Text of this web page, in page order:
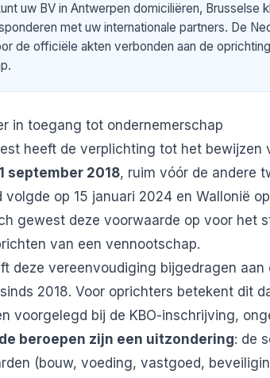
uw BV in Antwerpen domiciliëren, Brusselse
met uw internationale partners. De
de officiële akten verbonden aan de
in toegang tot ondernemerschap
heeft de verplichting tot het bewijzen
1 september 2018, ruim vóór de andere
volgde op 15 januari 2024 en Wallonië
gewest deze voorwaarde op voor het
van een vennootschap.
deze vereenvoudiging bijgedragen
2018. Voor oprichters betekent dit
voorgelegd bij de KBO-inschrijving,
beroepen zijn een uitzondering: de
(bouw, voeding, vastgoed,